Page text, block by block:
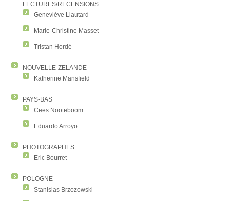
LECTURES/RECENSIONS
Geneviève Liautard
Marie-Christine Masset
Tristan Hordé
NOUVELLE-ZELANDE
Katherine Mansfield
PAYS-BAS
Cees Nooteboom
Eduardo Arroyo
PHOTOGRAPHES
Eric Bourret
POLOGNE
Stanislas Brzozowski